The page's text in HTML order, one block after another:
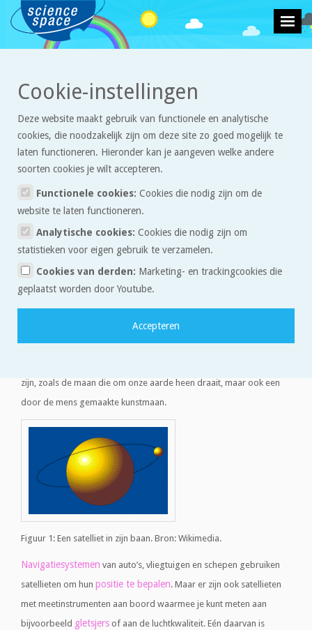
Weer en klimaat > Artikelen >Satellietmeetinstrument Tropomi meet
luchtvervuiling
Satellietmeetinstrument
Tropomi meet luchtvervuiling
Om de aarde cirkelen heel veel satellieten. Eén
Tropomi aan boord. Hiermee kunnen wetenschappers
Een satelliet is een object dat in een baan om een hemellichaam
zijn, zoals de maan die om onze aarde heen draait, maar ook een
door de mens gemaakte kunstmaan.
Figuur 1: Een satelliet in zijn baan. Bron: Wikimedia.
Navigatiesystemen van auto’s, vliegtuigen en schepen gebruiken
satellieten om hun positie te bepalen. Maar er zijn ook satellieten
met meetinstrumenten aan boord waarmee je kunt meten aan
bijvoorbeeld gletsjers of aan de luchtkwaliteit. Eén daarvan is
Cookie-instellingen
Deze website maakt gebruik van functionele en analytische
cookies, die noodzakelijk zijn om deze site zo goed mogelijk te
laten functioneren. Hieronder kan je aangeven welke andere
soorten cookies je wilt accepteren.
Functionele cookies: Cookies die nodig zijn om de
website te laten functioneren.
Analytische cookies: Cookies die nodig zijn om
statistieken voor eigen gebruik te verzamelen.
Cookies van derden: Marketing- en trackingcookies die
geplaatst worden door Youtube.